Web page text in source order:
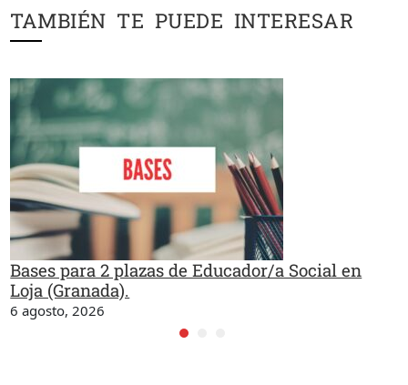
TAMBIÉN TE PUEDE INTERESAR
Bases para 2 plazas de Educador/a Social en
Loja (Granada).
6 agosto, 2026